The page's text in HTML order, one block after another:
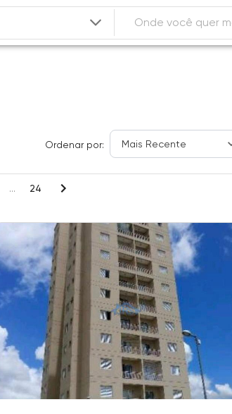
Ordenar por: Mais Recente
... 24